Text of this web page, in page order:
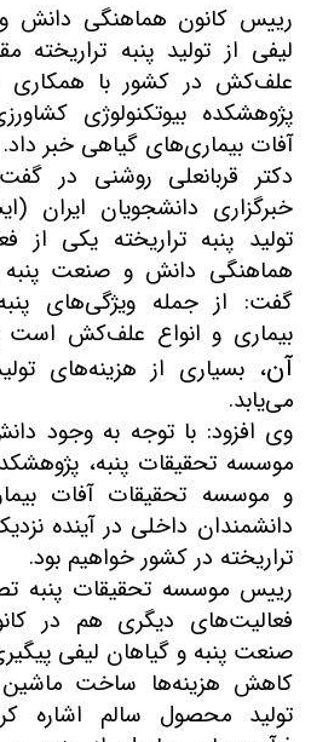
رییس کانون هماهنگی دانش
لیفی از تولید پنبه تراریخته
علف‌کش در کشور با همکاری
پژوهشکده بیوتکنولوژی
آفات بیماری‌های گیاهی خبر داد.
دکتر قربانعلی روشنی در
خبرگزاری دانشجویان ایران
تولید پنبه تراریخته یکی از
هماهنگی دانش و صنعت
گفت: از جمله ویژگی‌های
بیماری و انواع علف‌کش است
آن، بسیاری از هزینه‌های
می‌یابد.
وی افزود: با توجه به وجود
موسسه تحقیقات پنبه،
و موسسه تحقیقات آفات
دانشمندان داخلی در آینده
تراریخته در کشور خواهیم بود.
رییس موسسه تحقیقات پنبه
فعالیت‌های دیگری هم در
صنعت پنبه و گیاهان لیفی
کاهش هزینه‌ها ساخت
تولید محصول سالم اشاره